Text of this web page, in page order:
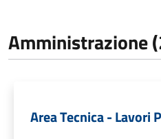
Amministrazione
Area Tecnica - Lavori